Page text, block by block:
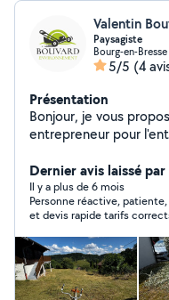
Valentin
Paysagiste
Bourg-en-
5/5 (4
Présentation
Bonjour, je vous
entrepreneur pour
Dernier avis laissé
Il y a plus de 6 mois
Personne réactive,
et devis rapide tarifs
Donc à suivre.